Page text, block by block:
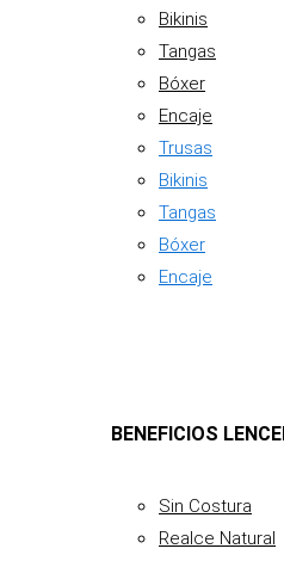
Bikinis
Tangas
Bóxer
Encaje
Trusas
Bikinis
Tangas
Bóxer
Encaje
BENEFICIOS
Sin Costura
Realce Natural